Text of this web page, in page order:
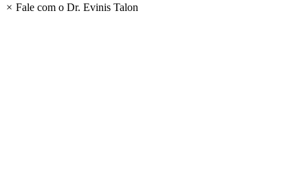
× Fale com o Dr. Evinis Talon